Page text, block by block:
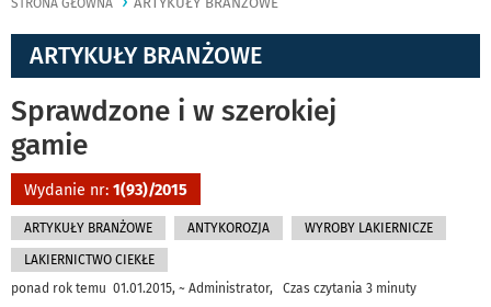
STRONA GŁÓWNA
ARTYKUŁY BRANŻOWE
Sprawdzone i w szerokiej
gamie
Wydanie nr: 1(93)/2015
ARTYKUŁY BRANŻOWE ANTYKOROZJA WYROBY LAKIERNICZE
LAKIERNICTWO CIEKŁE
ponad rok temu 01.01.2015, ~ Administrator, Czas czytania 3 minuty